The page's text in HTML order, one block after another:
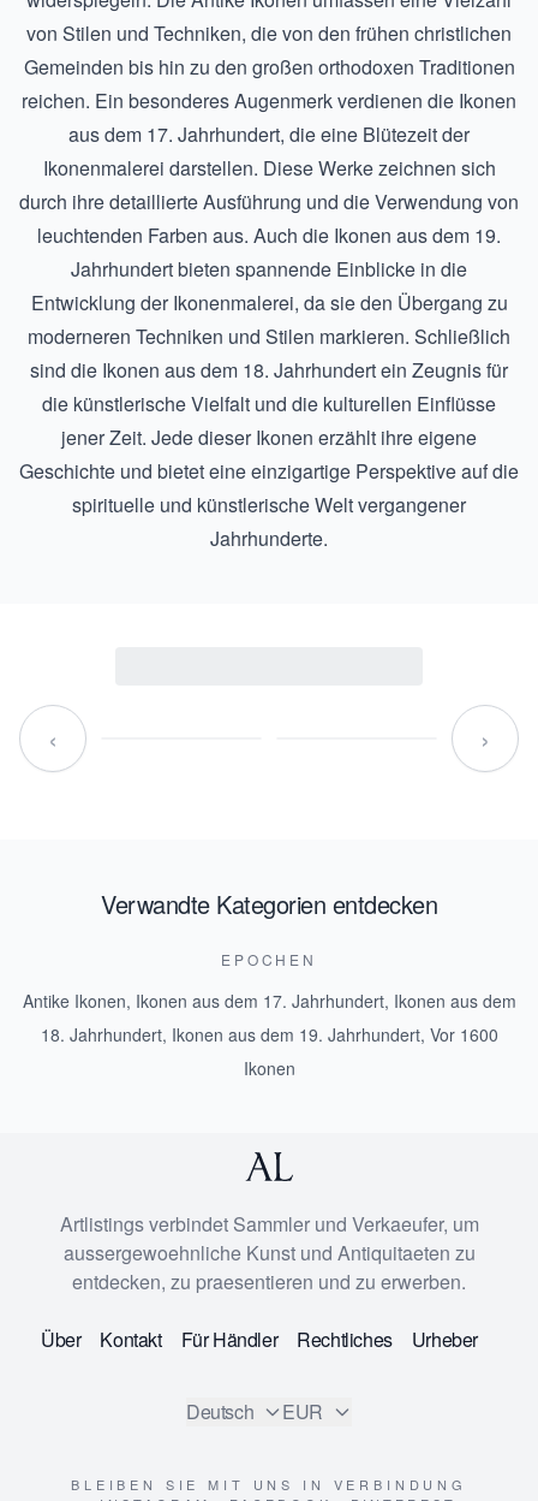
von Stilen und Techniken, die von den frühen christlichen
Gemeinden bis hin zu den großen orthodoxen Traditionen
reichen. Ein besonderes Augenmerk verdienen die Ikonen
aus dem 17. Jahrhundert, die eine Blütezeit der
Ikonenmalerei darstellen. Diese Werke zeichnen sich
durch ihre detaillierte Ausführung und die Verwendung von
leuchtenden Farben aus. Auch die Ikonen aus dem 19.
Jahrhundertbieten spannende Einblicke in die
Entwicklung der Ikonenmalerei, da sie den Übergang zu
moderneren Techniken und Stilen markieren. Schließlich
sind die Ikonen aus dem 18. Jahrhundertein Zeugnis für
die künstlerische Vielfalt und die kulturellen Einflüsse
jener Zeit. Jede dieser Ikonen erzählt ihre eigene
Geschichte und bietet eine einzigartige Perspektive auf die
spirituelle und künstlerische Welt vergangener
Jahrhunderte.
‹ ›
Verwandte Kategorien entdecken
EPOCHEN
Antike Ikonen, Ikonen aus dem 17. Jahrhundert, Ikonen aus dem
18. Jahrhundert, Ikonen aus dem 19. Jahrhundert, Vor 1600
Ikonen
Artlistings verbindet Sammler und Verkaeufer, um
aussergewoehnliche Kunst und Antiquitaeten zu
entdecken, zu praesentieren und zu erwerben.
Über Kontakt Für Händler Rechtliches Urheber
Deutsch EUR
BLEIBEN SIE MIT UNS IN VERBINDUNG